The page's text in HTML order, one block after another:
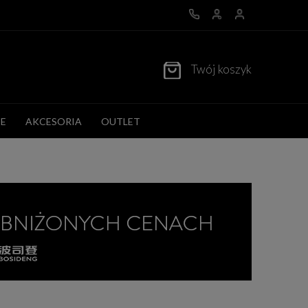
Twój koszyk
AKCESORIA OUTLET